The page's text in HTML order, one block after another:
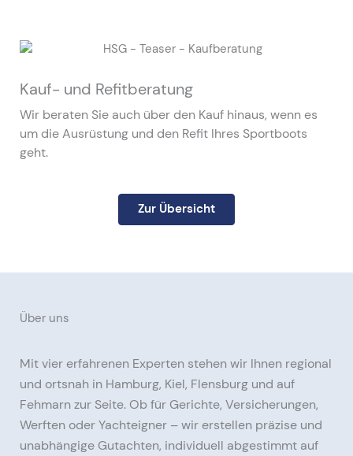
Kauf- und Refitberatung
Wir beraten Sie auch über den Kauf hinaus, wenn es
um die Ausrüstung und den Refit Ihres Sportboots
geht.
Zur Übersicht
Über uns
Mit vier erfahrenen Experten stehen wir Ihnen regional
und ortsnah in Hamburg, Kiel, Flensburg und auf
Fehmarn zur Seite. Ob für Gerichte, Versicherungen,
Werften oder Yachteigner – wir erstellen präzise und
unabhängige Gutachten, individuell abgestimmt auf